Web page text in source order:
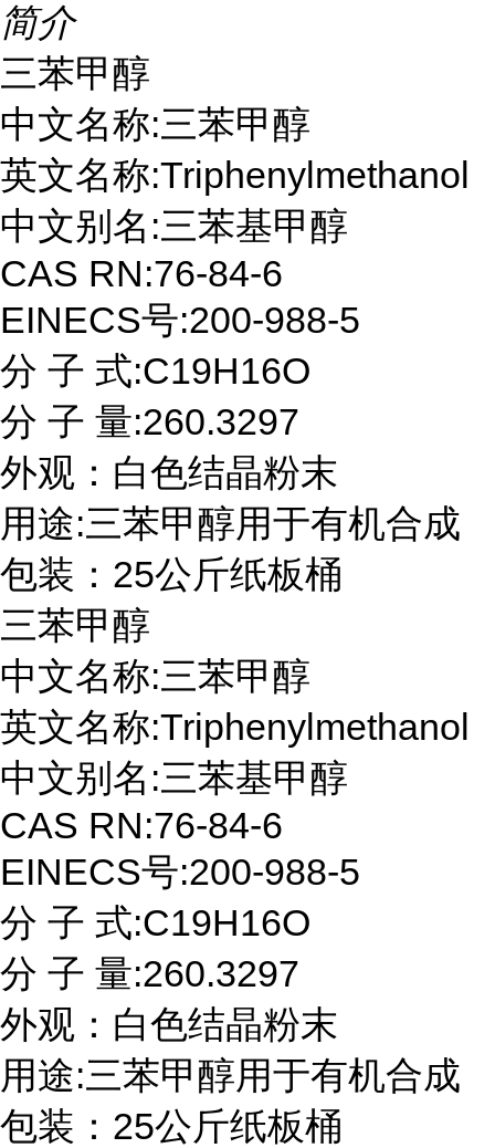
简介
三苯甲醇
中文名称:三苯甲醇
英文名称:Triphenylmethanol
中文别名:三苯基甲醇
CAS RN:76-84-6
EINECS号:200-988-5
分 子 式:C19H16O
分 子 量:260.3297
外观：白色结晶粉末
用途:三苯甲醇用于有机合成
包装：25公斤纸板桶
三苯甲醇
中文名称:三苯甲醇
英文名称:Triphenylmethanol
中文别名:三苯基甲醇
CAS RN:76-84-6
EINECS号:200-988-5
分 子 式:C19H16O
分 子 量:260.3297
外观：白色结晶粉末
用途:三苯甲醇用于有机合成
包装：25公斤纸板桶